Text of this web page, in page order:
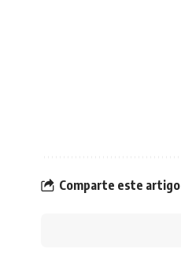
Comparte este artigo